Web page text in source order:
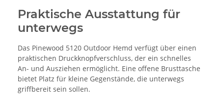
Praktische Ausstattung für
unterwegs
Das Pinewood 5120 Outdoor Hemd verfügt über einen
praktischen Druckknopfverschluss, der ein schnelles
An- und Ausziehen ermöglicht. Eine offene Brusttasche
bietet Platz für kleine Gegenstände, die unterwegs
griffbereit sein sollen.